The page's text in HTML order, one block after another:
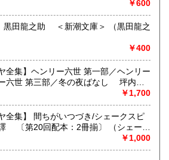
年始
￥600
之助 ＜新潮文庫＞ （黒田龍之
￥400
全集】ヘンリー六世 第一部／ヘンリー
六世 第三部／冬の夜ばなし 坪内逍
クスピヤ入門」付 〔第10回/11回配
揃+1冊〕 （シェークスピヤ 坪内逍遥譯）
￥1,700
全集】 間ちがいつづき/シェークスピ
20回配本：2冊揃〕 （シェーク
￥1,000